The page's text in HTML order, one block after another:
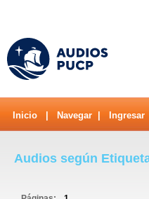
Inicio Navegar Ingresar
Audios según